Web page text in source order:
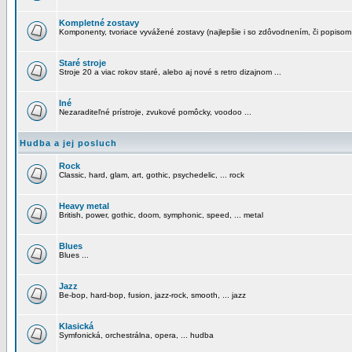
Kompletné zostavy
Komponenty, tvoriace vyvážené zostavy (najlepšie i so zdôvodnením, či
Staré stroje
Stroje 20 a viac rokov staré, alebo aj nové s retro dizajnom ...
Iné
Nezaraditeľné prístroje, zvukové pomôcky, voodoo ...
Hudba a jej posluch
Rock
Classic, hard, glam, art, gothic, psychedelic, ... rock
Heavy metal
British, power, gothic, doom, symphonic, speed, ... metal
Blues
Blues ...
Jazz
Be-bop, hard-bop, fusion, jazz-rock, smooth, ... jazz
Klasická
Symfonická, orchestrálna, opera, ... hudba